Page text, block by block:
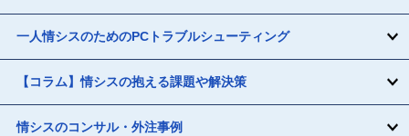
一人情シスのためのPCトラブルシューティング
【コラム】情シスの抱える課題や解決策
情シスのコンサル・外注事例